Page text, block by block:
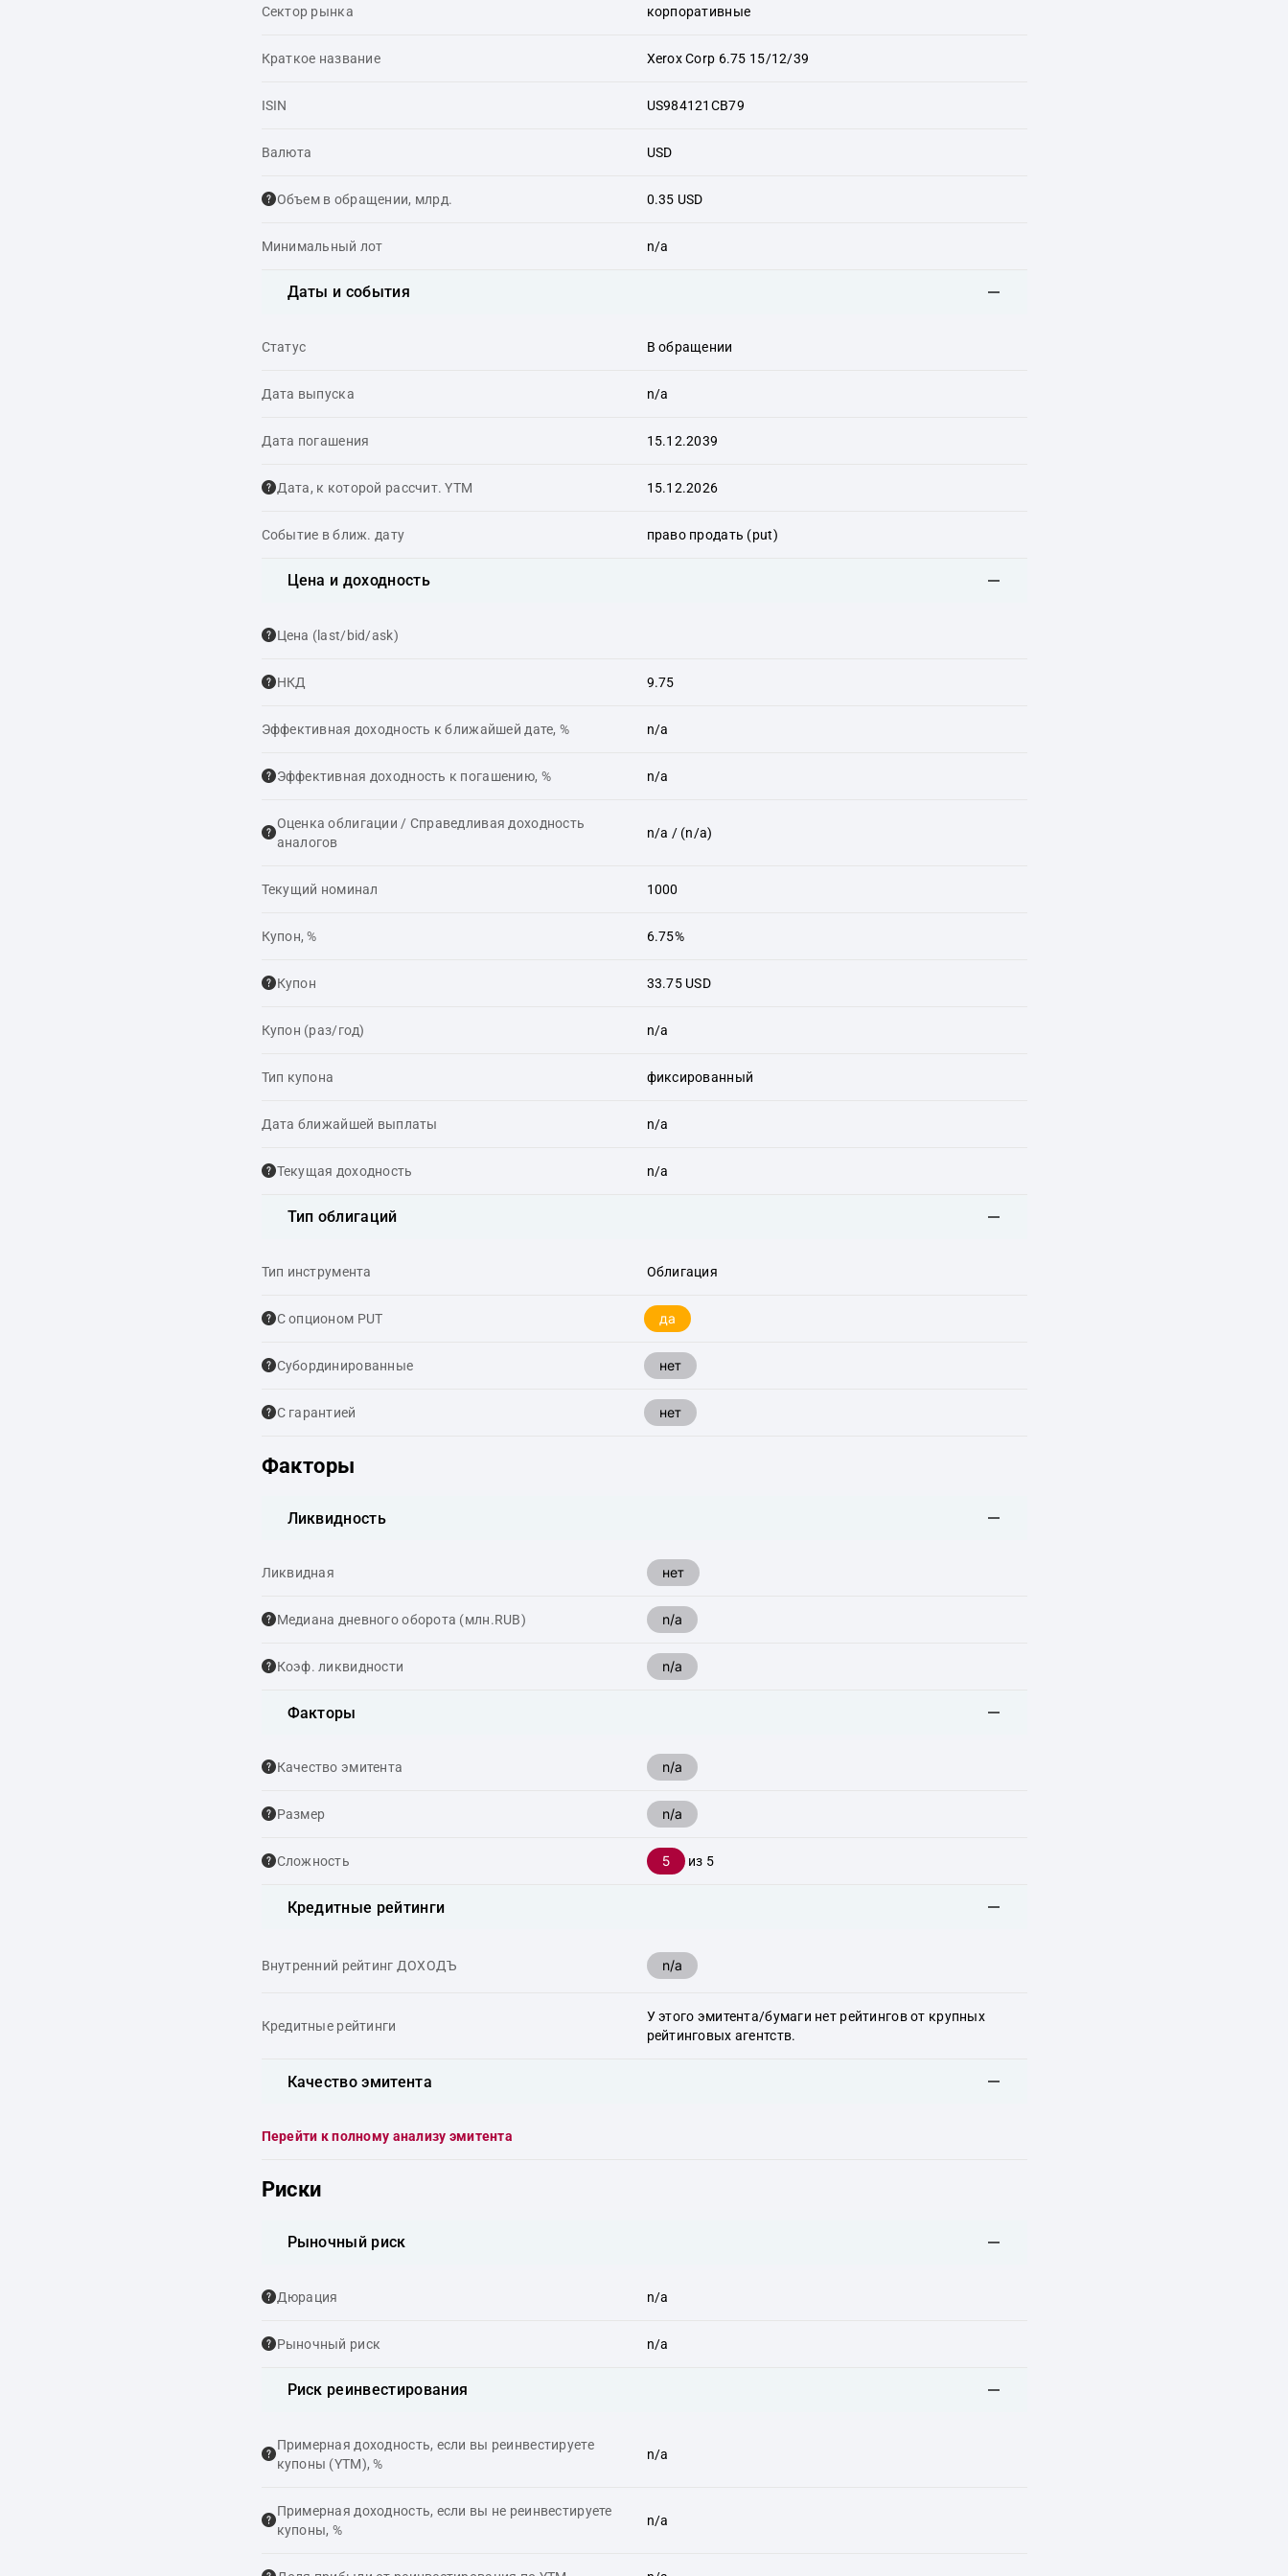
Сектор рынка корпоративные
Краткое название Xerox Corp 6.75 15/12/39
ISIN US984121CB79
Валюта USD
Объем в обращении, млрд. 0.35 USD
Минимальный лот n/a
Даты и события
Статус В обращении
Дата выпуска n/a
Дата погашения 15.12.2039
Дата, к которой рассчит. YTM 15.12.2026
Событие в ближ. дату право продать (put)
Цена и доходность
Цена (last/bid/ask)
НКД 9.75
Эффективная доходность к ближайшей дате, % n/a
Эффективная доходность к погашению, % n/a
Оценка облигации / Справедливая доходность
аналогов
n/a / (n/a)
Текущий номинал 1000
Купон, % 6.75%
Купон 33.75 USD
Купон (раз/год) n/a
Тип купона фиксированный
Дата ближайшей выплаты n/a
Текущая доходность n/a
Тип облигаций
Тип инструмента Облигация
С опционом PUT да
Cубординированные нет
С гарантией нет
Факторы
Ликвидность
Ликвидная нет
Медиана дневного оборота (млн.RUB) n/a
Коэф. ликвидности n/a
Факторы
Качество эмитента n/a
Размер n/a
Сложность 5 из 5
Кредитные рейтинги
Внутренний рейтинг ДОХОДЪ n/a
Кредитные рейтинги
У этого эмитента/бумаги нет рейтингов от крупных
рейтинговых агентств.
Качество эмитента
Перейти к полному анализу эмитента
Риски
Рыночный риск
Дюрация n/a
Рыночный риск n/a
Риск реинвестирования
Примерная доходность, если вы реинвестируете
купоны (YTM), %
n/a
Примерная доходность, если вы не реинвестируете
купоны, %
n/a